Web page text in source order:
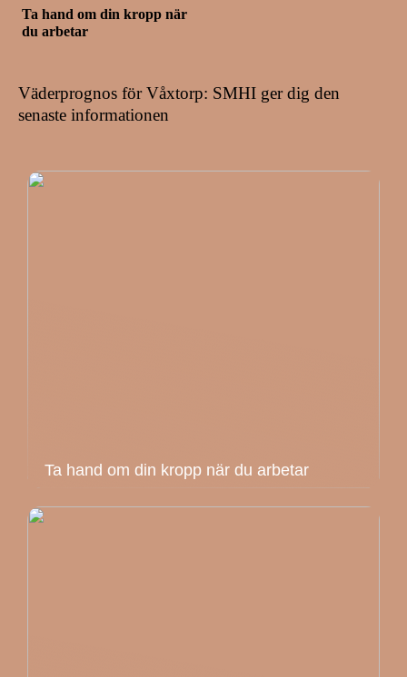
Ta hand om din kropp när
du arbetar
Väderprognos för Våxtorp: SMHI ger dig den
senaste informationen
Ta hand om din kropp när du arbetar